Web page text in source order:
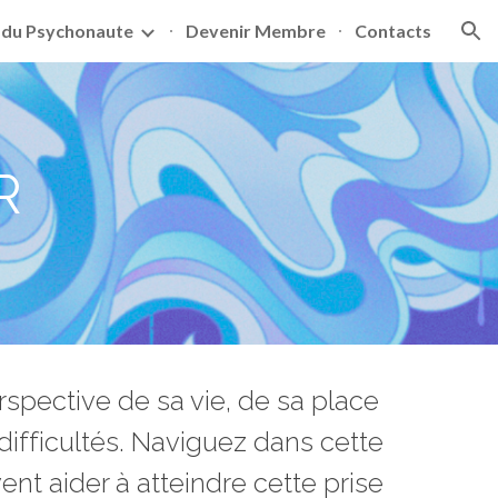
Psychonaute Devenir Membre Contacts
de sa vie, de sa place
Naviguez dans cette
aider à atteindre cette prise